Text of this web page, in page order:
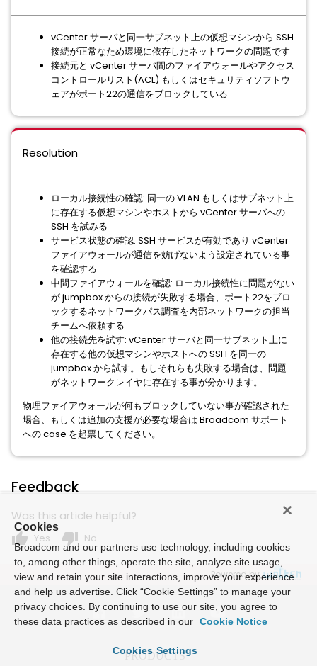
vCenter サーバと同一サブネット上の仮想マシンから SSH
接続が正常なため環境に依存したネットワークの問題です
接続元と vCenter サーバ間のファイアウォールやアクセス
コントロールリスト(ACL) もしくはセキュリティソフトウ
ェアがポート22の通信をブロックしている
Resolution
ローカル接続性の確認: 同一の VLAN もしくはサブネット上
に存在する仮想マシンやホストから vCenter サーバへの
SSH を試みる
サービス状態の確認: SSH サービスが有効であり vCenter
ファイアウォールが通信を妨げないよう設定されている事
を確認する
中間ファイアウォールを確認: ローカル接続性に問題がない
が jumpbox からの接続が失敗する場合、ポート22をブロ
ックするネットワークパス調査を内部ネットワークの担当
チームへ依頼する
他の接続先を試す: vCenter サーバと同一サブネット上に
存在する他の仮想マシンやホストへの SSH を同一の
jumpbox から試す。もしそれらも失敗する場合は、問題
がネットワークレイヤに存在する事が分かります。
物理ファイアウォールが何もブロックしていない事が確認された
場合、もしくは追加の支援が必要な場合は Broadcom サポート
への case を起票してください。
Feedback
Was this article helpful?
thumb_up Yes thumb_down No
Powered by
Cookies
Broadcom and our partners use technology, including cookies
to, among other things, operate the site, analyze site usage,
view and retain your site interactions, improve your experience
and help us advertise. Click “Cookie Settings” to manage your
privacy choices. By continuing to use our site, you agree to
these data practices as described in our Cookie Notice
Cookies Settings